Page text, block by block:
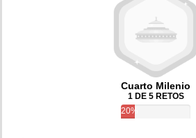
Cuarto Milenio
1 DE 5 RETOS
20%